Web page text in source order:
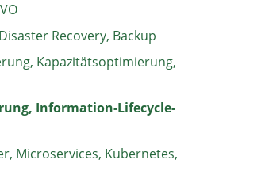
Recovery, Backup
Kapazitätsoptimierung,
Information-Lifecycle-
Microservices, Kubernetes,